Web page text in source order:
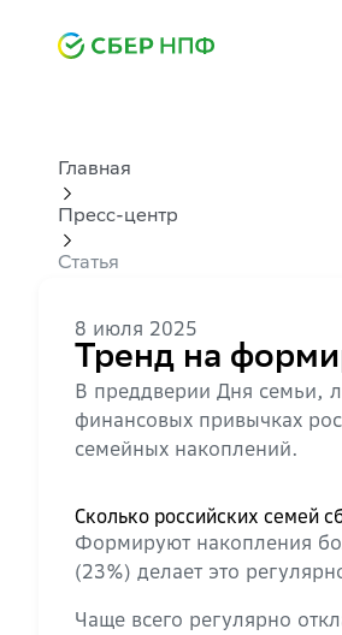
Главная
Пресс-центр
Статья
8 июля 2025
Тренд на
В преддверии Дня семьи,
финансовых привычках
семейных накоплений.
Сколько российских семей
Формируют накопления
(23%) делает это
Чаще всего регулярно